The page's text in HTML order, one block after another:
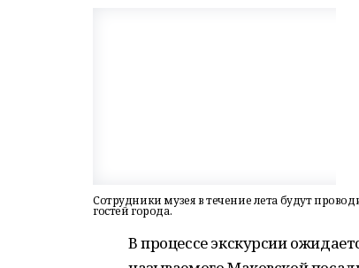
Сотрудники музея в течение лета будут
гостей города.
В процессе экскурсии